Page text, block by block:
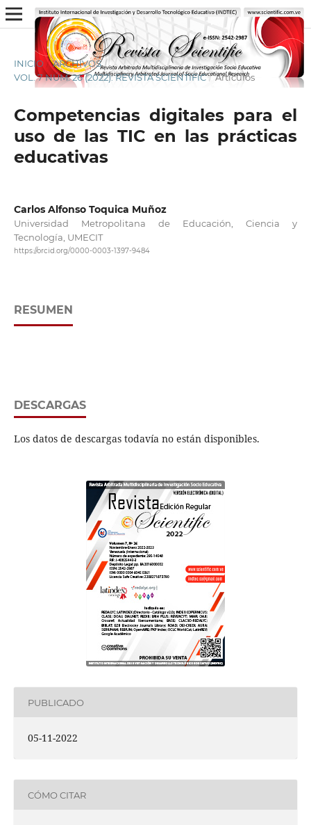
INICIO / ARCHIVOS /
VOL. 7 NÚM. 26 (2022): REVISTA SCIENTIFIC / Artículos
Competencias digitales para el
uso de las TIC en las prácticas
educativas
Carlos Alfonso Toquica Muñoz
Universidad Metropolitana de Educación, Ciencia y
Tecnología, UMECIT
https://orcid.org/0000-0003-1397-9484
RESUMEN
DESCARGAS
Los datos de descargas todavía no están disponibles.
PUBLICADO
05-11-2022
CÓMO CITAR